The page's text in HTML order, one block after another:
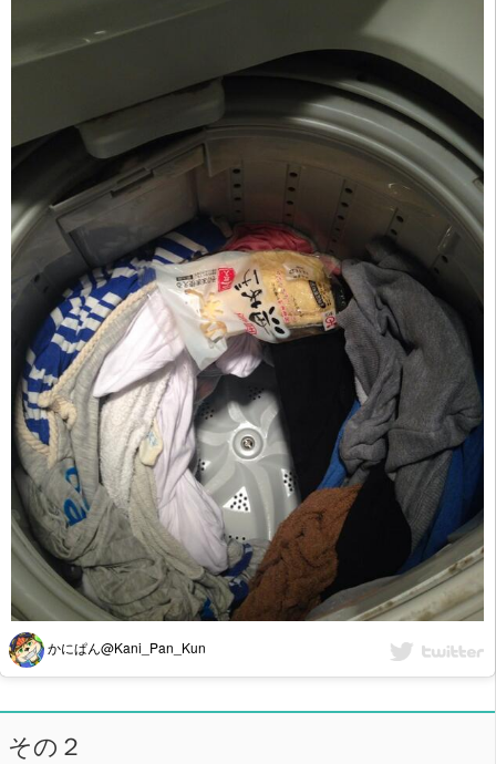
かにぱん@Kani_Pan_Kun
その２